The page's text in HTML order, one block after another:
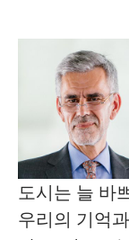
도시는 늘 바
우리의 기억